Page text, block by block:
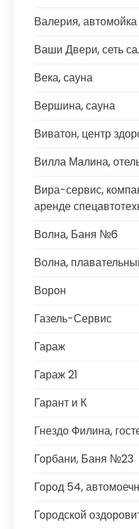
Валерия, автомойка
Ваши Двери, сеть
Века, сауна
Вершина, сауна
Виватон, центр
Вилла Малина,
Вира-сервис,
аренде
Волна, Баня №6
Волна,
Ворон
Газель-Сервис
Гараж
Гараж 21
Гарант и К
Гнездо Филина,
Горбани, Баня №23
Город 54,
Городской